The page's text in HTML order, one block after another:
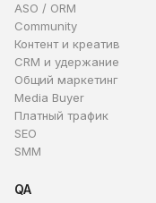
ASO / ORM
Community
Контент и креатив
CRM и удержание
Общий маркетинг
Media Buyer
Платный трафик
SEO
SMM
QA